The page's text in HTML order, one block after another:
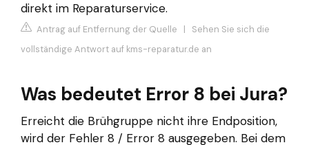
direkt im Reparaturservice.
Antrag auf Entfernung der Quelle | Sehen Sie sich die
vollständige Antwort auf kms-reparatur.de an
Was bedeutet Error 8 bei Jura?
Erreicht die Brühgruppe nicht ihre Endposition,
wird der Fehler 8 / Error 8 ausgegeben. Bei dem